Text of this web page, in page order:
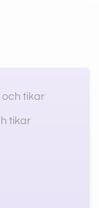
tikar
tikar